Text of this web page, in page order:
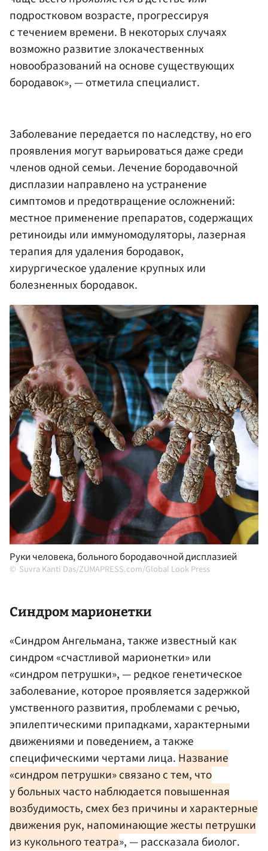
подростковом возрасте, прогрессируя
с течением времени. В некоторых случаях
возможно развитие злокачественных
новообразований на основе существующих
бородавок», — отметила специалист.
Заболевание передается по наследству, но его
проявления могут варьироваться даже среди
членов одной семьи. Лечение бородавочной
дисплазии направлено на устранение
симптомов и предотвращение осложнений:
местное применение препаратов, содержащих
ретиноиды или иммуномодуляторы, лазерная
терапия для удаления бородавок,
хирургическое удаление крупных или
болезненных бородавок.
Руки человека, больного бородавочной дисплазией
Suvra Kanti Das/ZUMAPRESS.com/Global Look Press
Синдром марионетки
«Синдром Ангельмана, также известный как
синдром «счастливой марионетки» или
«синдром петрушки», — редкое генетическое
заболевание, которое проявляется задержкой
умственного развития, проблемами с речью,
эпилептическими припадками, характерными
движениями и поведением, а также
специфическими чертами лица. Название
«синдром петрушки» связано с тем, что
у больных часто наблюдается повышенная
возбудимость, смех без причины и характерные
движения рук, напоминающие жесты петрушки
из кукольного театра», — рассказала биолог.